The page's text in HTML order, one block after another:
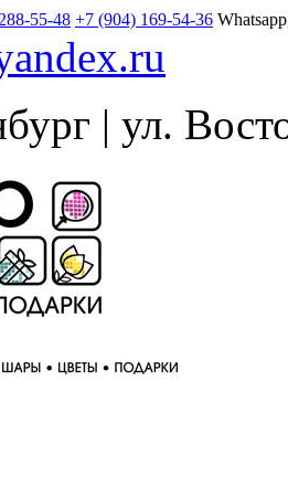
55-48 +7 (904) 169-54-36
| ул.